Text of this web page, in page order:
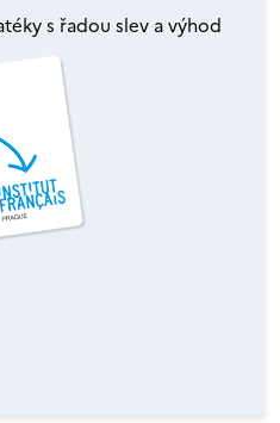
s řadou slev a výhod